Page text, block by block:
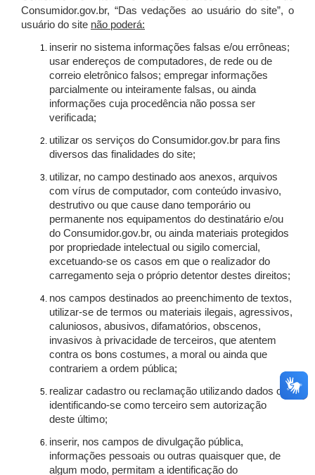
Consumidor.gov.br, “Das vedações ao usuário do site”, o
usuário do site não poderá:
inserir no sistema informações falsas e/ou errôneas;
usar endereços de computadores, de rede ou de
correio eletrônico falsos; empregar informações
parcialmente ou inteiramente falsas, ou ainda
informações cuja procedência não possa ser
verificada;
utilizar os serviços do Consumidor.gov.br para fins
diversos das finalidades do site;
utilizar, no campo destinado aos anexos, arquivos
com vírus de computador, com conteúdo invasivo,
destrutivo ou que cause dano temporário ou
permanente nos equipamentos do destinatário e/ou
do Consumidor.gov.br, ou ainda materiais protegidos
por propriedade intelectual ou sigilo comercial,
excetuando-se os casos em que o realizador do
carregamento seja o próprio detentor destes direitos;
nos campos destinados ao preenchimento de textos,
utilizar-se de termos ou materiais ilegais, agressivos,
caluniosos, abusivos, difamatórios, obscenos,
invasivos à privacidade de terceiros, que atentem
contra os bons costumes, a moral ou ainda que
contrariem a ordem pública;
realizar cadastro ou reclamação utilizando dados ou
identificando-se como terceiro sem autorização
deste último;
inserir, nos campos de divulgação pública,
informações pessoais ou outras quaisquer que, de
algum modo, permitam a identificação do